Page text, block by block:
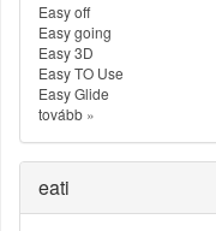
Easy off
Easy going
Easy 3D
Easy TO Use
Easy Glide
tovább »
eati